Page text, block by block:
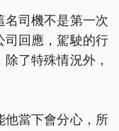
司機不是第一次
司回應，駕駛的行
了特殊情況外，
他當下會分心，所